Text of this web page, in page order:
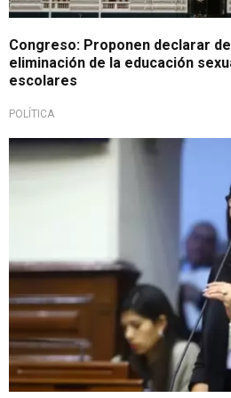
Congreso: Proponen declarar
eliminación de la educación
escolares
POLÍTICA
¡Tajante!